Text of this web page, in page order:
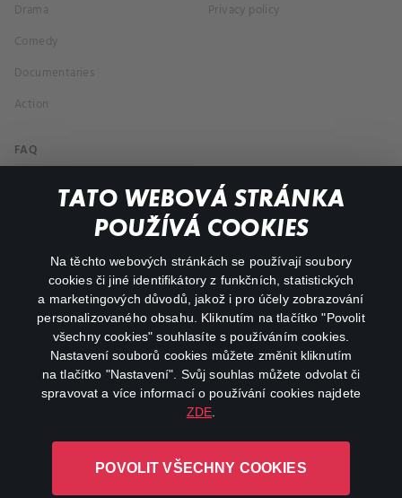
TATO WEBOVÁ STRÁNKA
POUŽÍVÁ COOKIES
Na těchto webových stránkách se používají soubory
cookies či jiné identifikátory z funkčních, statistických
a marketingových důvodů, jakož i pro účely zobrazování
personalizovaného obsahu. Kliknutím na tlačítko "Povolit
všechny cookies" souhlasíte s používáním cookies.
Nastavení souborů cookies můžete změnit kliknutím
na tlačítko "Nastavení". Svůj souhlas můžete odvolat či
spravovat a více informací o používání cookies najdete
ZDE
POVOLIT VŠECHNY COOKIES
Drama
Comedy
Documentaries
Action
Privacy policy
FAQ
My profile
facebookinstagram
youtube
L-1246 Luxembourg R.C.S.